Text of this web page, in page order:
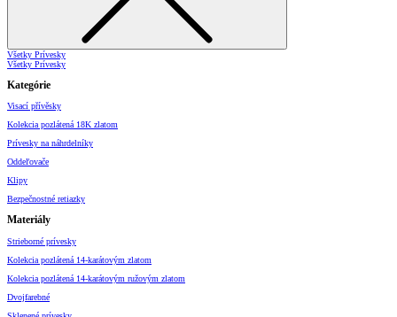
Všetky Prívesky
Všetky Prívesky
Kategórie
Visací přívěsky
Kolekcia pozlátená 18K zlatom
Prívesky na náhrdelníky
Oddeľovače
Klipy
Bezpečnostné retiazky
Materiály
Strieborné prívesky
Kolekcia pozlátená 14-karátovým zlatom
Kolekcia pozlátená 14-karátovým ružovým zlatom
Dvojfarebné